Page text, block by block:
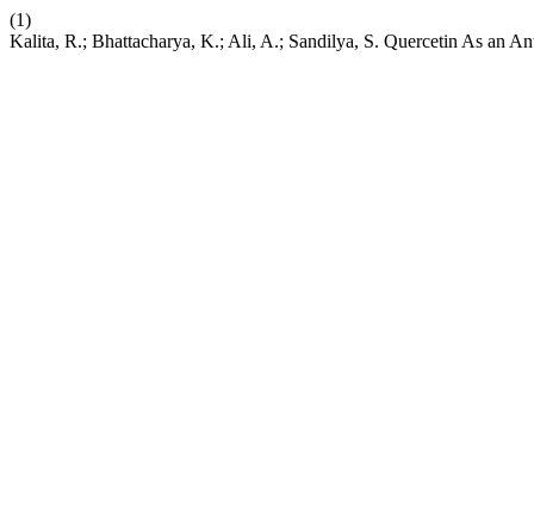
(1)
Kalita, R.; Bhattacharya, K.; Ali, A.; Sandilya, S. Quercetin As an